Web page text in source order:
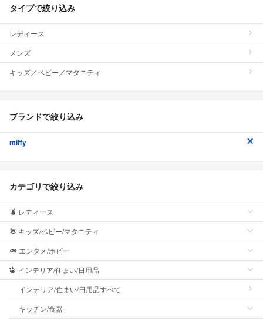
タイプで絞り込み
レディース
メンズ
キッズ／ベビー／マタニティ
ブランドで絞り込み
miffy
カテゴリで絞り込み
レディース
キッズ/ベビー/マタニティ
エンタメ/ホビー
インテリア/住まい/日用品
インテリア/住まい/日用品すべて
キッチン/食器